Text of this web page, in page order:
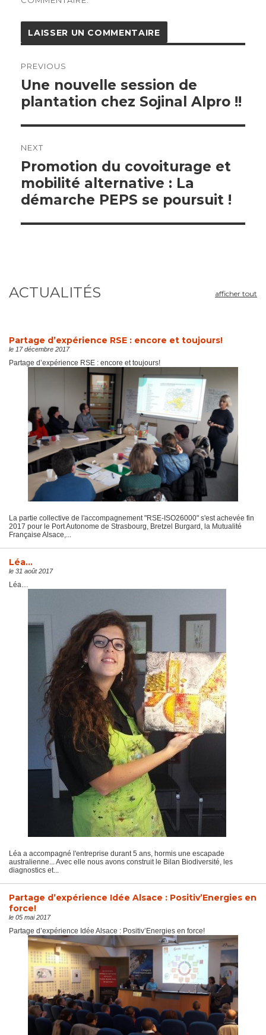
de
l’article
PREVIOUS
Previous
post:
Une nouvelle session de
plantation chez Sojinal Alpro !!
NEXT
Next
post:
Promotion du covoiturage et
mobilité alternative : La
démarche PEPS se poursuit !
ACTUALITÉS afficher tout
Partage d’expérience RSE : encore et toujours!
le 17 décembre 2017
Partage d’expérience RSE : encore et toujours!
La partie collective de l'accompagnement "RSE-ISO26000" s'est achevée fin
2017 pour le Port Autonome de Strasbourg, Bretzel Burgard, la Mutualité
Française Alsace,...
Léa…
le 31 août 2017
Léa…
Léa a accompagné l'entreprise durant 5 ans, hormis une escapade
australienne... Avec elle nous avons construit le Bilan Biodiversité, les
diagnostics et...
Partage d’expérience Idée Alsace : Positiv’Energies en
force!
le 05 mai 2017
Partage d’expérience Idée Alsace : Positiv’Energies en force!